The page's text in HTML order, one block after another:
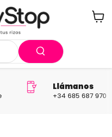
Llámanos
+34 685 687 970